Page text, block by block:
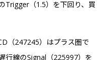
Trigger（1.5）を下回り、買
（247245）はプラス圏で
行線のSignal（225997）を